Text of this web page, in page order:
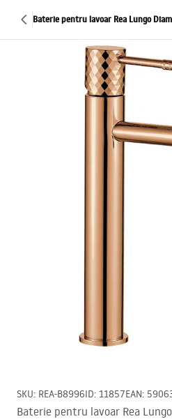
Baterie pentru lavoar Rea Lungo
SKU: REA-B8996ID: 11857EAN:
Baterie pentru lavoar Rea